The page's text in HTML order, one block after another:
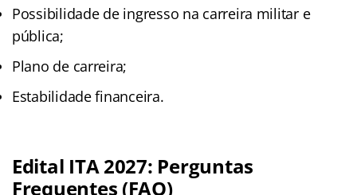
Possibilidade de ingresso na carreira militar e
pública;
Plano de carreira;
Estabilidade financeira.
Edital ITA 2027: Perguntas
Frequentes (FAQ)